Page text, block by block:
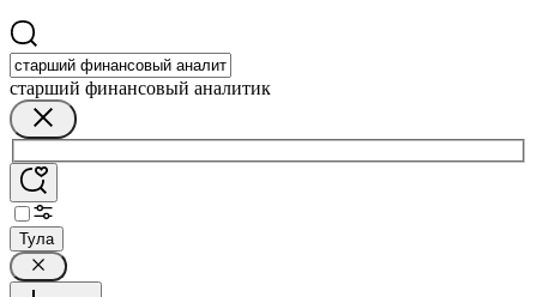
старший финансовый аналитик
Тула